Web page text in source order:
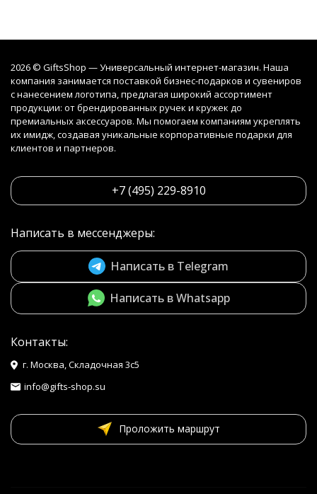
2026 © GiftsShop — Универсальный интернет-магазин. Наша
компания занимается поставкой бизнес-подарков и сувениров
с нанесением логотипа, предлагая широкий ассортимент
продукции: от брендированных ручек и кружек до
премиальных аксессуаров. Мы помогаем компаниям укреплять
их имидж, создавая уникальные корпоративные подарки для
клиентов и партнеров.
+7 (495) 229-8910
Написать в мессенджеры:
Написать в Telegram
Написать в Whatsapp
Контакты:
г. Москва, Складочная 3с5
info@gifts-shop.su
Проложить маршрут